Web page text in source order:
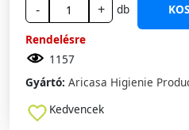
- + db
Rendelésre
1157
Gyártó: Aricasa Higienie
Kedvencek